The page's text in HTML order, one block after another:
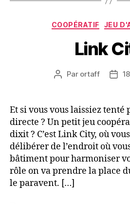
COOPÉRATIF JEU
Link
Auteur
Par ortaff
Date
Et si vous vous laissiez tenté
directe ? Un petit jeu
dixit ? C’est Link City, où
délibérer de l’endroit où
bâtiment pour harmoniser
rôle on va prendre la place
le paravent. […]